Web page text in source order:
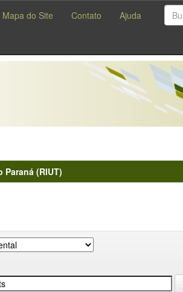
Mapa do Site Contato Ajuda
(RIUT)